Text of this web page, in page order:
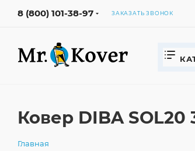
8 (800) 101-38-97 ЗАКАЗАТЬ ЗВОНОК
Ковер DIBA
Главная